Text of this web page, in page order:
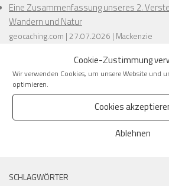
Cookie-Zustimmung
Wir verwenden Cookies, um unsere Website und
optimieren.
Cookies
Ablehnen
Eine Zusammenfassung unseres 2.
Wandern und Natur
geocaching.com 27.07.2026 Mackenzie
Barrierefreiheit trifft Abenteuer: Der
Guide zum Geocaching
geocaching.com
123…Next
SCHLAGWÖRTER